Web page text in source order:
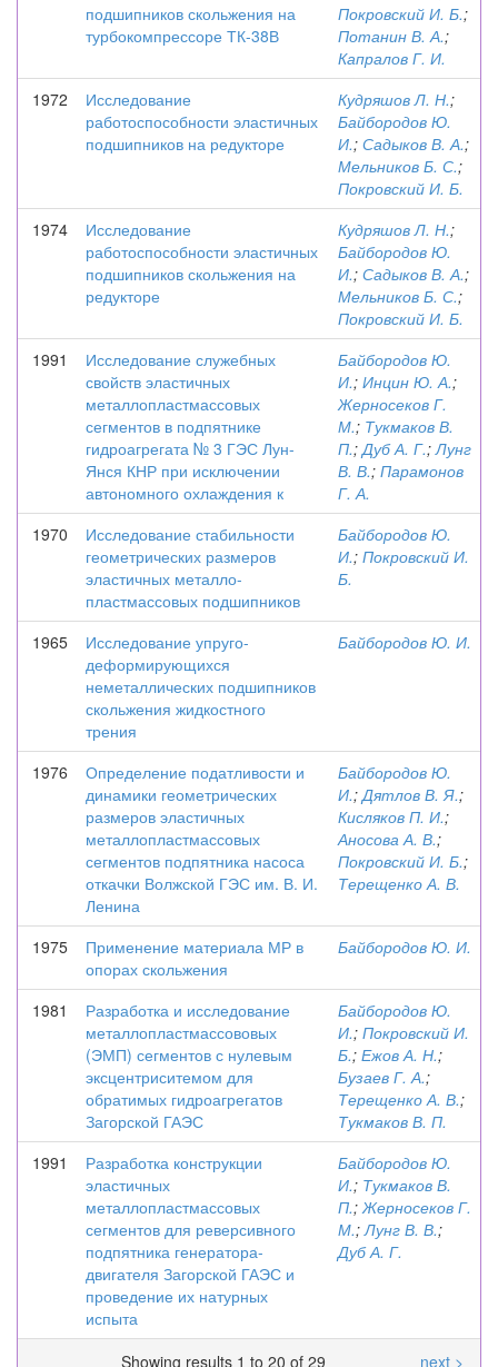
подшипников скольжения на
турбокомпрессоре ТК-38В
Покровский И. Б.;
Потанин В. А.;
Капралов Г. И.
1972
Исследование
работоспособности эластичных
подшипников на редукторе
Кудряшов Л. Н.;
Байбородов Ю.
И.; Садыков В. А.;
Мельников Б. С.;
Покровский И. Б.
1974
Исследование
работоспособности эластичных
подшипников скольжения на
редукторе
Кудряшов Л. Н.;
Байбородов Ю.
И.; Садыков В. А.;
Мельников Б. С.;
Покровский И. Б.
1991
Исследование служебных
свойств эластичных
металлопластмассовых
сегментов в подпятнике
гидроагрегата № 3 ГЭС Лун-
Янся КНР при исключении
автономного охлаждения к
Байбородов Ю.
И.; Инцин Ю. А.;
Жерносеков Г.
М.; Тукмаков В.
П.;Дуб А. Г.;Лунг
В. В.; Парамонов
Г. А.
1970
Исследование стабильности
геометрических размеров
эластичных металло-
пластмассовых подшипников
Байбородов Ю.
И.; Покровский И.
Б.
1965
Исследование упруго-
деформирующихся
неметаллических подшипников
скольжения жидкостного
трения
Байбородов Ю. И.
1976
Определение податливости и
динамики геометрических
размеров эластичных
металлопластмассовых
сегментов подпятника насоса
откачки Волжской ГЭС им. В. И.
Ленина
Байбородов Ю.
И.;Дятлов В. Я.;
Кисляков П. И.;
Аносова А. В.;
Покровский И. Б.;
Терещенко А. В.
1975
Применение материала МР в
опорах скольжения
Байбородов Ю. И.
1981
Разработка и исследование
металлопластмассововых
(ЭМП) сегментов с нулевым
эксцентриситемом для
обратимых гидроагрегатов
Загорской ГАЭС
Байбородов Ю.
И.; Покровский И.
Б.; Ежов А. Н.;
Бузаев Г. А.;
Терещенко А. В.;
Тукмаков В. П.
1991
Разработка конструкции
эластичных
металлопластмассовых
сегментов для реверсивного
подпятника генератора-
двигателя Загорской ГАЭС и
проведение их натурных
испыта
Байбородов Ю.
И.; Тукмаков В.
П.;Жерносеков Г.
М.;Лунг В. В.;
Дуб А. Г.
Showing results 1 to 20 of 29 next >